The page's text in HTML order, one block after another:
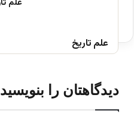
علم تاریخ
دیدگاهتان را بنویسید